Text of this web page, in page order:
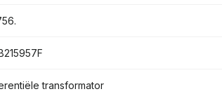
transformator